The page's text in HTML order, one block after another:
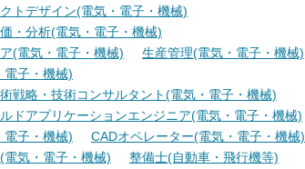
トデザイン(電気・電子・機械)
・分析(電気・電子・機械)
(電気・電子・機械)
生産管理(電気・電子・機械)
電子・機械)
戦略・技術コンサルタント(電気・電子・機械)
ドアプリケーションエンジニア(電気・電子・機械)
電子・機械)
CADオペレーター(電気・電子・機械)
気・電子・機械)
整備士(自動車・飛行機等)